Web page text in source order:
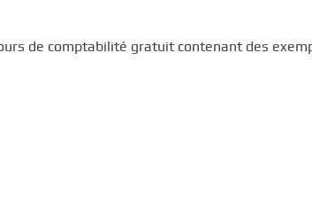
de comptabilité gratuit contenant des